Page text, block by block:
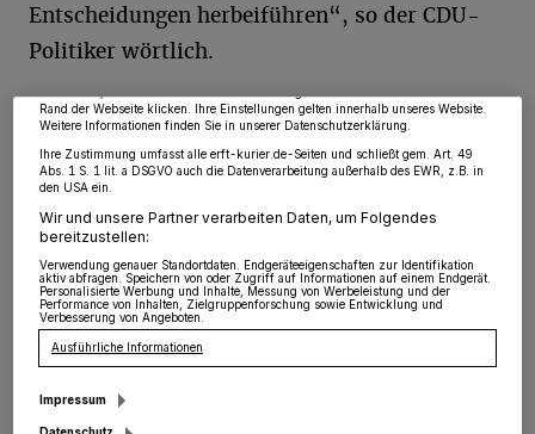
Entscheidungen herbeiführen“, so der CDU-
Politiker wörtlich.
Nach Ansicht der CDU hätte eine solche
Veranstaltung unbedingt vor der
Entscheidungsfindung zur ZUE im Rat
stattfinden müssen. „So versuchte man am
Donnerstag ernsthafte und zu respektierende
Sorgen und Fragen mit halbgaren Aussagen
abzukanzeln und eine bereits getroffene
Entscheidung in ein positives Licht zu
rücken“, so Kaiser weiter.
von OK aktivieren Sie Tracking-Technologien für die unter „Wir und unsere
Partner verarbeiten Daten, um Ihnen Dienste bereitzustellen“ aufgeführten
Zwecke. Wenn Tracker deaktiviert sind, sind manche Inhalte und Anzeigen
möglicherweise nicht mehr so relevant für Sie. Sie können dieses Menü jederzeit
Rand der Webseite klicken. Ihre Einstellungen gelten innerhalb unseres Website.
Weitere Informationen finden Sie in unserer Datenschutzerklärung.
Ihre Zustimmung umfasst alle erft-kurier.de-Seiten und schließt gem. Art. 49
Abs. 1 S. 1 lit. a DSGVO auch die Datenverarbeitung außerhalb des EWR, z.B. in
den USA ein.
Wir und unsere Partner verarbeiten Daten, um Folgendes
bereitzustellen:
Verwendung genauer Standortdaten. Endgeräteeigenschaften zur Identifikation
aktiv abfragen. Speichern von oder Zugriff auf Informationen auf einem Endgerät.
Personalisierte Werbung und Inhalte, Messung von Werbeleistung und der
Performance von Inhalten, Zielgruppenforschung sowie Entwicklung und
Verbesserung von Angeboten.
Ausführliche Informationen
Impressum